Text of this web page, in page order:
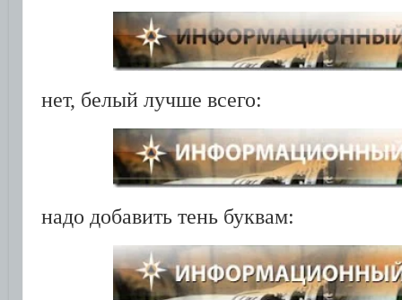
нет, белый лучше всего:
надо добавить тень буквам: